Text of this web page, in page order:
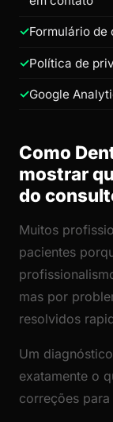
Formulário
Política de
Google
Como
mostrar
do
Muitos
pacientes
mas por
resolvidos
Um
exatamente o
correções